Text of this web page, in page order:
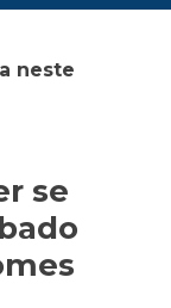
neste
se